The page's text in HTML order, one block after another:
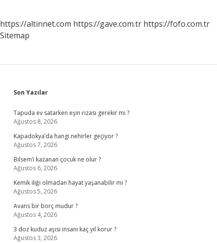
https://altinnet.com https://gave.com.tr https://fofo.com.tr
Sitemap
Sidebar
Son Yazılar
Tapuda ev satarken eşin rızası gerekir mi ?
Ağustos 8, 2026
Kapadokya’da hangi nehirler geçiyor ?
Ağustos 7, 2026
Bilsem’i kazanan çocuk ne olur ?
Ağustos 6, 2026
Kemik iliği olmadan hayat yaşanabilir mi ?
Ağustos 5, 2026
Avans bir borç mudur ?
Ağustos 4, 2026
3 doz kuduz aşısı insanı kaç yıl korur ?
Ağustos 3, 2026